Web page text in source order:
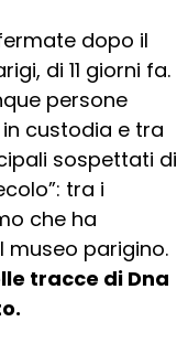
dopo il
di 11 giorni fa.
persone
custodia e tra
sospettati di
tra i
che ha
museo parigino.
tracce di Dna